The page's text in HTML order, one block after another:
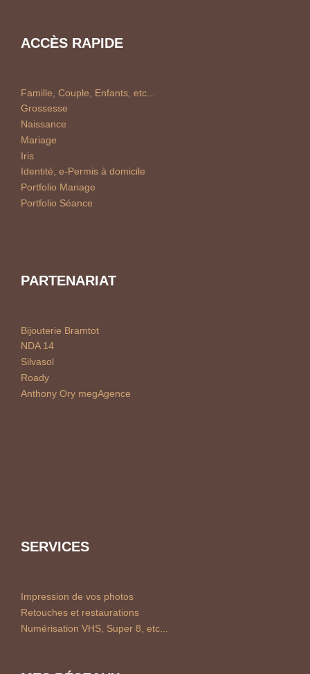
ACCÈS RAPIDE
Famille, Couple, Enfants, etc...
Grossesse
Naissance
Mariage
Iris
Identité, e-Permis à domicile
Portfolio Mariage
Portfolio Séance
PARTENARIAT
Bijouterie Bramtot
NDA 14
Silvasol
Roady
Anthony Ory megAgence
SERVICES
Impression de vos photos
Retouches et restaurations
Numérisation VHS, Super 8, etc...